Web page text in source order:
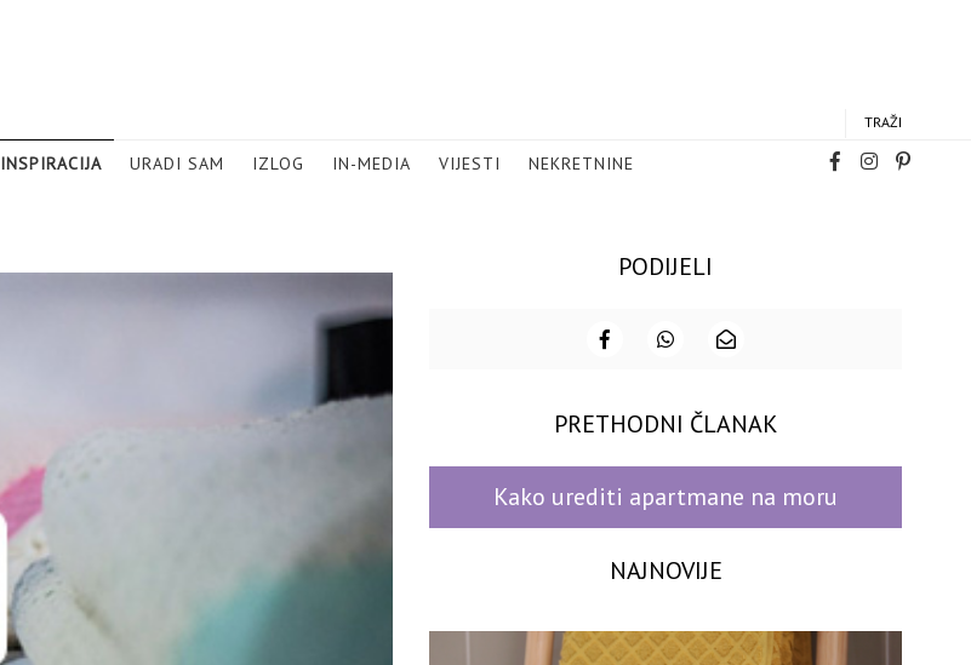
TRAŽI
INSPIRACIJA URADI SAM IZLOG IN-MEDIA VIJESTI NEKRETNINE
PODIJELI
PRETHODNI ČLANAK
Kako urediti apartmane na moru
NAJNOVIJE